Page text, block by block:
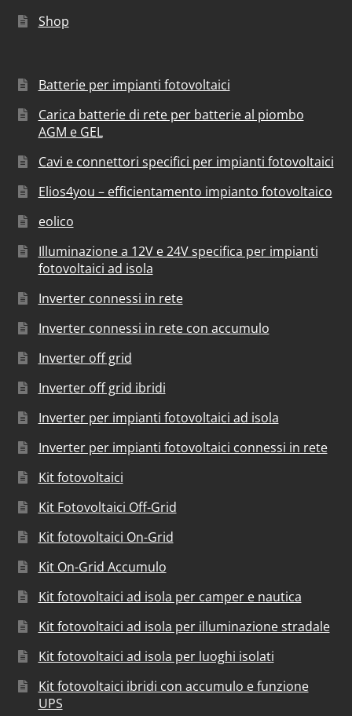
Shop
Batterie per impianti fotovoltaici
Carica batterie di rete per batterie al piombo
AGM e GEL
Cavi e connettori specifici per impianti fotovoltaici
Elios4you – efficientamento impianto fotovoltaico
eolico
Illuminazione a 12V e 24V specifica per impianti
fotovoltaici ad isola
Inverter connessi in rete
Inverter connessi in rete con accumulo
Inverter off grid
Inverter off grid ibridi
Inverter per impianti fotovoltaici ad isola
Inverter per impianti fotovoltaici connessi in rete
Kit fotovoltaici
Kit Fotovoltaici Off-Grid
Kit fotovoltaici On-Grid
Kit On-Grid Accumulo
Kit fotovoltaici ad isola per camper e nautica
Kit fotovoltaici ad isola per illuminazione stradale
Kit fotovoltaici ad isola per luoghi isolati
Kit fotovoltaici ibridi con accumulo e funzione
UPS